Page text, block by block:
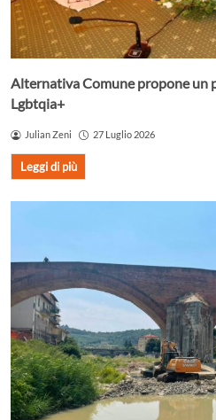
Alternativa Comune propone un
Lgbtqia+
Julian Zeni 27 Luglio 2026
Leggi di più